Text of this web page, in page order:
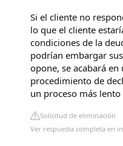
Si el cliente no
lo que el cliente
condiciones de la
podrían embargar
opone, se acabará
procedimiento de
un proceso más
Solicitud de eliminación
Ver respuesta completa en